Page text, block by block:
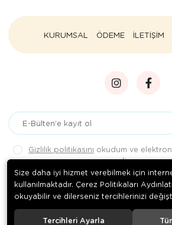
KURUMSAL ÖDEME İLETİŞİM
Gizlilik politikasını okudum ve
ediyorum.
. Tüm
Size daha iyi hizmet verebilmek için
kullanılmaktadır. Çerez Politikaları
okuyabilir ve dilerseniz tercihlerinizi
Tercihleri Ayarla